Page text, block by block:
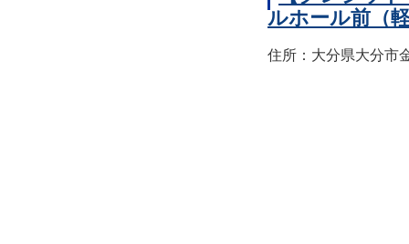
ルホール前（
住所：大分県大分市